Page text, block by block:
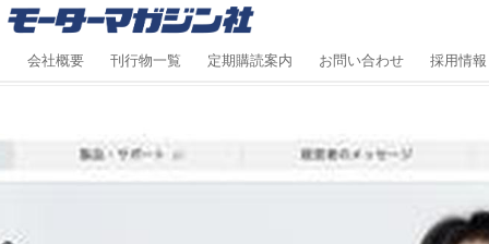
会社概要 刊行物一覧 定期購読案内 お問い合わせ 採用情報